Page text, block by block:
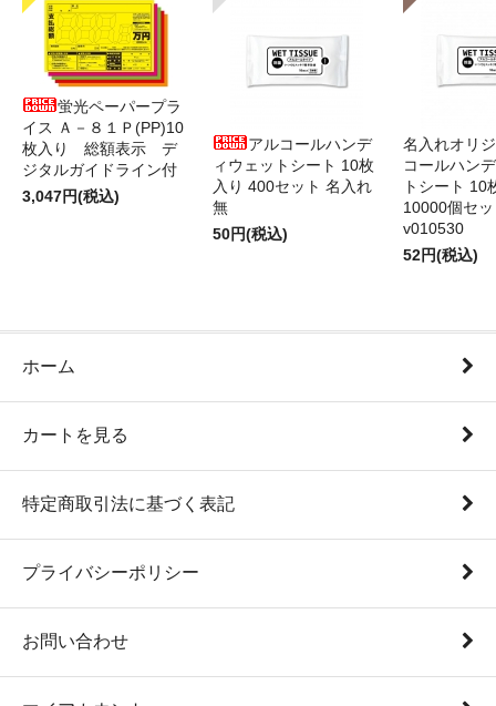
蛍光ペーパープラ
イス Ａ－８１Ｐ(PP)10
枚入り 総額表示 デ
ジタルガイドライン付
3,047円(税込)
アルコールハンデ
ィウェットシート 10枚
入り 400セット 名入れ
無
50円(税込)
名入れオリ
コールハン
トシート 10
10000個セ
v010530
52円(税込)
ホーム
カートを見る
特定商取引法に基づく表記
プライバシーポリシー
お問い合わせ